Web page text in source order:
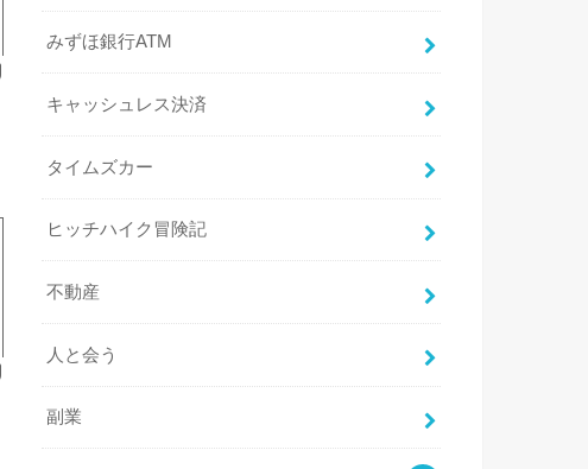
みずほ銀行ATM
キャッシュレス決済
タイムズカー
ヒッチハイク冒険記
不動産
人と会う
副業